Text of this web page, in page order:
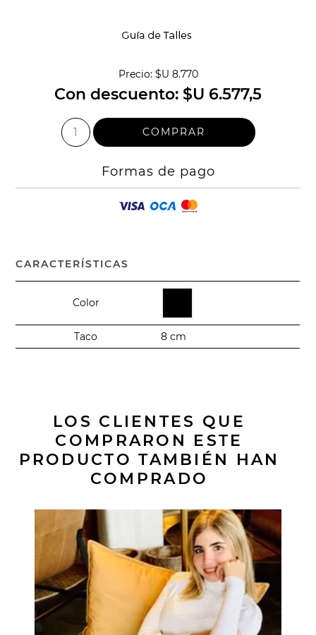
Precio: $U 8.770
Con descuento: $U 6.577,5
Formas de pago
CARACTERÍSTICAS
Color
Taco 8 cm
LOS CLIENTES QUE
COMPRARON ESTE
PRODUCTO TAMBIÉN HAN
COMPRADO